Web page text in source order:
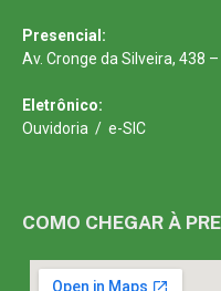
Presencial:
Av. Cronge da Silveira, 438
Eletrônico:
Ouvidoria / e-SIC
COMO CHEGAR À